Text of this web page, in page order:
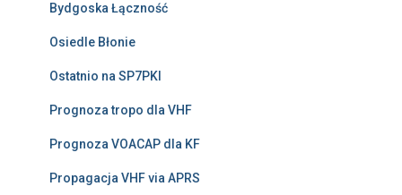
Bydgoska Łączność
Osiedle Błonie
Ostatnio na SP7PKI
Prognoza tropo dla VHF
Prognoza VOACAP dla KF
Propagacja VHF via APRS